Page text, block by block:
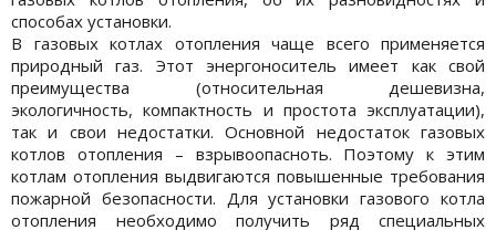
способах установки.
В газовых котлах отопления чаще всего применяется
природный газ. Этот энергоноситель имеет как свой
преимущества (относительная дешевизна,
экологичность, компактность и простота эксплуатации),
так и свои недостатки. Основной недостаток газовых
котлов отопления – взрывоопасноть. Поэтому к этим
котлам отопления выдвигаются повышенные требования
пожарной безопасности. Для установки газового котла
отопления необходимо получить ряд специальных